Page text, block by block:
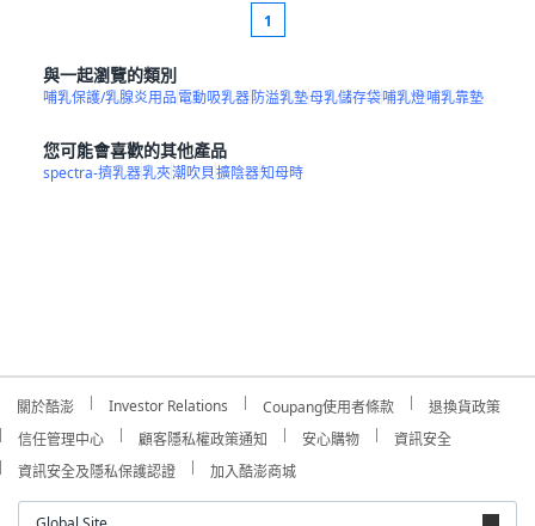
1
與一起瀏覽的類別
哺乳保護/乳腺炎用品電動吸乳器防溢乳墊母乳儲存袋哺乳燈哺乳靠墊
您可能會喜歡的其他產品
spectra-擠乳器乳夾潮吹貝擴陰器知母時
關於酷澎 Investor Relations Coupang使用者條款
退換貨政策
信任管理中心
顧客隱私權政策通知 安心購物
資訊安全
資訊安全及隱私保護認證
加入酷澎商城